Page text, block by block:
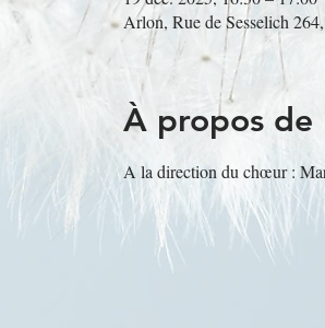
Arlon, Rue de Sesselich
À propos de
A la direction du chœur :